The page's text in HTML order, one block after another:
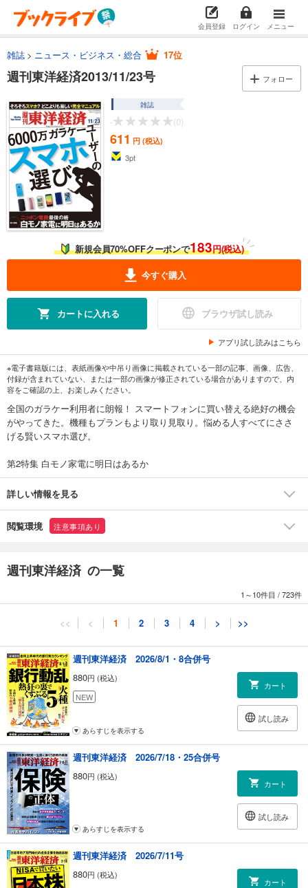
会員登録 ログイン メニュー
雑誌 ニュース・ビジネス・総合 17位
週刊東洋経済2013/11/23号 フォロー
雑誌
- (0)
611 円 (税込)
3pt
新規会員70%OFFクーポンで183円(税込)
今すぐ購入
カートに入れる ブラウザ試し読み
アプリ試し読みはこちら
※電子書籍版には、表紙画像や中吊り画像に掲載されている一部の記事、画像、広告、
付録が含まれていない、または一部の画像が修正されている場合がありますので、内
容をご確認の上、お楽しみください。
全国のガラケー利用者に朗報！ スマートフォンに買い替える絶好の機会
がやってきた。機種もプランもより取り見取り。悩める人すべてにささ
げる賢いスマホ選び。
第2特集 白モノ家電に明日はあるか
詳しい情報を見る
閲覧環境 注意事項あり
週刊東洋経済 の一覧
1～10件目 /723件
<< < 1 2 3 4 > >>
週刊東洋経済 2026/8/1・8合併号
880円 (税込)
NEW
カート
試し読み
あらすじを表示する
週刊東洋経済 2026/7/18・25合併号
880円 (税込)
カート
試し読み
あらすじを表示する
週刊東洋経済 2026/7/11号
880円 (税込)
カート